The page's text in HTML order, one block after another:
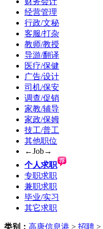
经营管理
行政/文秘
客服/打杂
教师/教授
导游/翻译
医疗/保健
广告/设计
司机/保安
调查/促销
家教/辅导
家政/保姆
技工/普工
其他职位
←Job→
个人求职
专职求职
兼职求职
毕业/实习
其它求职
类别： 高唐信息港 > 招聘 >